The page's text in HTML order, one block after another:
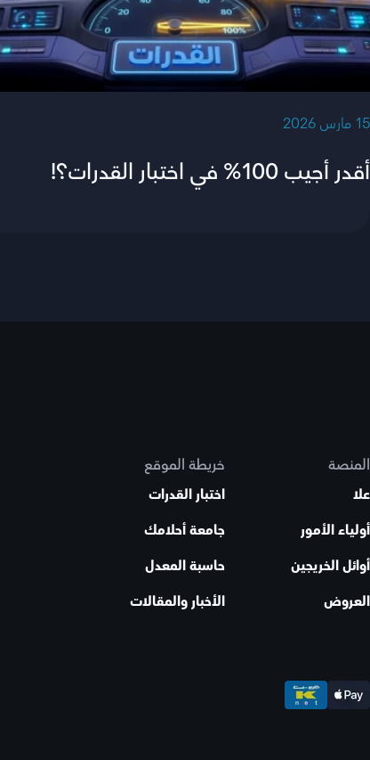
‫15 مارس 2026‬
أقدر أجيب 100% في اختبار القدرات؟!
المنصة
علا
أولياء الأمور
أوائل الخريجين
العروض
خريطة الموقع
اختبار القدرات
جامعة أحلامك
حاسبة المعدل
الأخبار والمقالات